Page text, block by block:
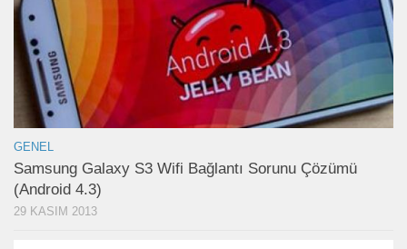
GENEL
Samsung Galaxy S3 Wifi Bağlantı Sorunu Çözümü
(Android 4.3)
29 KASIM 2013